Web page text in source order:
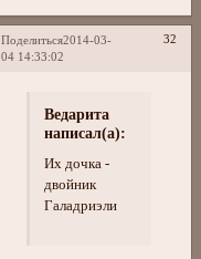
Поделиться 32
2014-03-
04 14:33:02
Ведарита
написал(а):
Их дочка -
двойник
Галадриэли